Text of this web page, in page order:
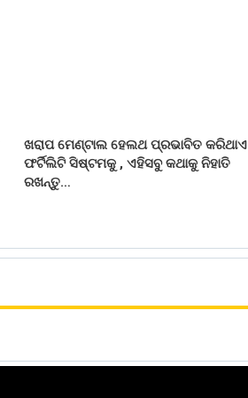
ଖରାପ ମେଣ୍ଟାଲ ହେଲଥ ପ୍ରଭାବିତ କରିଥାଏ
ଫର୍ଟିଲିଟି ସିଷ୍ଟମକୁ , ଏହିସବୁ କଥାକୁ ନିହାତି
ରଖନ୍ତୁ…